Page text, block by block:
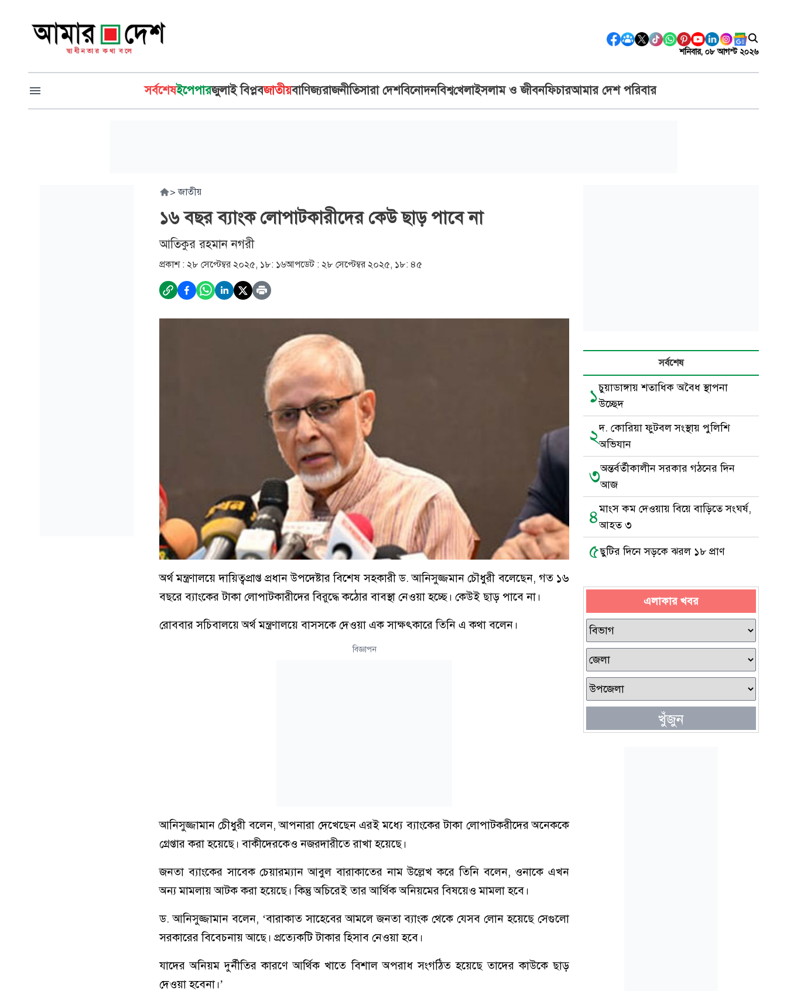
শনিবার, ০৮ আগস্ট ২০২৬
সর্বশেষইপেপারজুলাই বিপ্লবজাতীয়বাণিজ্যরাজনীতিসারা দেশবিনোদনবিশ্বখেলাইসলাম ও জীবনফিচারআমার দেশ পরিবার
> জাতীয়
১৬ বছর ব্যাংক লোপাটকারীদের কেউ ছাড় পাবে না
আতিকুর রহমান নগরী
প্রকাশ : ২৮ সেপ্টেম্বর ২০২৫, ১৮: ১৬আপডেট : ২৮ সেপ্টেম্বর ২০২৫, ১৮: ৪৫
অর্থ মন্ত্রণালয়ে দায়িত্বপ্রাপ্ত প্রধান উপদেষ্টার বিশেষ সহকারী ড. আনিসুজ্জমান চৌধুরী বলেছেন, গত ১৬
বছরে ব্যাংকের টাকা লোপাটকারীদের বিরুদ্ধে কঠোর বাবস্থা নেওয়া হচ্ছে। কেউই ছাড় পাবে না।
রোববার সচিবালয়ে অর্থ মন্ত্রণালয়ে বাসসকে দেওয়া এক সাক্ষৎকারে তিনি এ কথা বলেন।
বিজ্ঞাপন
আনিসুজ্জামান চেীধুরী বলেন, আপনারা দেখেছেন এরই মধ্যে ব্যাংকের টাকা লোপাটকরীদের অনেককে
গ্রেপ্তার করা হয়েছে। বাকীদেরকেও নজরদারীতে রাখা হয়েছে।
জনতা ব্যাংকের সাবেক চেয়ারম্যান আবুল বারাকাতের নাম উল্লেখ করে তিনি বলেন, ওনাকে এখন
অন্য মামলায় আটক করা হয়েছে। কিন্তু অচিরেই তার আর্থিক অনিয়মের বিষয়েও মামলা হবে।
ড. আনিসুজ্জামান বলেন, ‘বারাকাত সাহেবের আমলে জনতা ব্যাংক থেকে যেসব লোন হয়েছে সেগুলো
সরকারের বিবেচনায় আছে। প্রত্যেকটি টাকার হিসাব নেওয়া হবে।
যাদের অনিয়ম দুর্নীতির কারণে আর্থিক খাতে বিশাল অপরাধ সংগঠিত হয়েছে তাদের কাউকে ছাড়
দেওয়া হবেনা।’
সর্বশেষ
১চুয়াডাঙ্গায় শতাধিক অবৈধ স্থাপনা
উচ্ছেদ
২দ. কোরিয়া ফুটবল সংস্থায় পুলিশি
অভিযান
৩অন্তর্বর্তীকালীন সরকার গঠনের দিন
আজ
৪মাংস কম দেওয়ায় বিয়ে বাড়িতে সংঘর্ষ,
আহত ৩
৫ছুটির দিনে সড়কে ঝরল ১৮ প্রাণ
এলাকার খবর
খুঁজুন